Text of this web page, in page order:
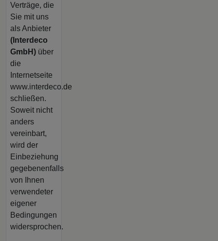
Verträge, die
Sie mit uns
als Anbieter
( Interdeco
GmbH ) über
die
Internetseite
www.interdeco.de
schließen.
Soweit nicht
anders
vereinbart,
wird der
Einbeziehung
gegebenenfalls
von Ihnen
verwendeter
eigener
Bedingungen
widersprochen.